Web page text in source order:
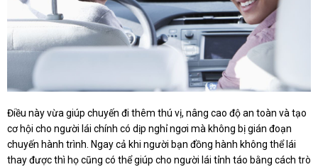
Điều này vừa giúp chuyến đi thêm thú vị, nâng cao độ an toàn và tạo
cơ hội cho người lái chính có dịp nghỉ ngơi mà không bị gián đoạn
chuyến hành trình. Ngay cả khi người bạn đồng hành không thể lái
thay được thì họ cũng có thể giúp cho người lái tỉnh táo bằng cách trò